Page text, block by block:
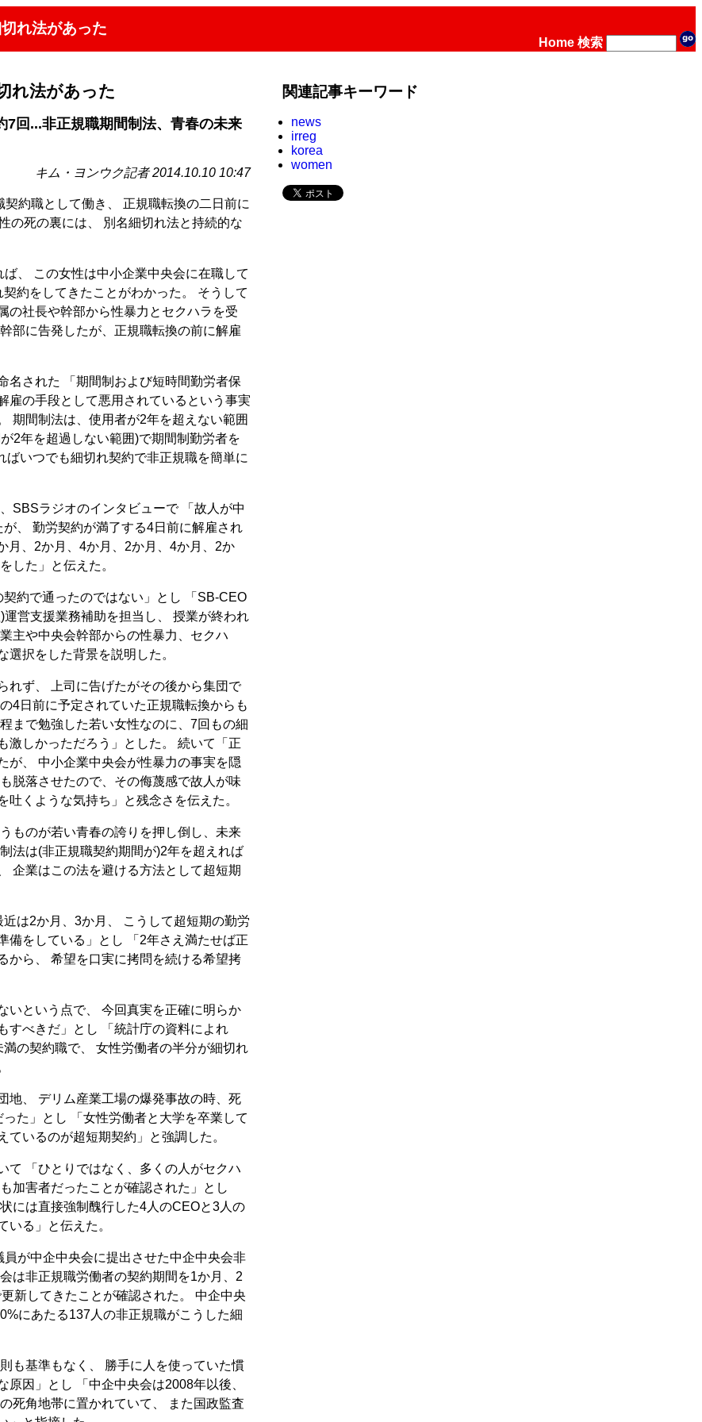
れ法があった
Home 検索
れ法があった
7回...非正規職期間制法、青春の未来
キム・ヨンウク記者 2014.10.10 10:47
約職として働き、 正規職転換の二日前に
の死の裏には、 別名細切れ法と持続的な
、 この女性は中小企業中央会に在職して
約をしてきたことがわかった。 そうして
の社長や幹部から性暴力とセクハラを受
部に告発したが、正規職転換の前に解雇
名された 「期間制および短時間勤労者保
雇の手段として悪用されているという事実
期間制法は、使用者が2年を超えない範囲
2年を超過しない範囲)で期間制勤労者を
いつでも細切れ契約で非正規職を簡単に
SBSラジオのインタビューで 「故人が中
、 勤労契約が満了する4日前に解雇され
月、2か月、4か月、2か月、4か月、2か
した」と伝えた。
約で通ったのではない」とし 「SB-CEO
営支援業務補助を担当し、 授業が終われ
主や中央会幹部からの性暴力、セクハ
選択をした背景を説明した。
れず、 上司に告げたがその後から集団で
4日前に予定されていた正規職転換からも
まで勉強した若い女性なのに、7回もの細
激しかっただろう」とした。 続いて「正
が、 中小企業中央会が性暴力の事実を隠
脱落させたので、その侮蔑感で故人が味
くような気持ち」と残念さを伝えた。
ものが若い青春の誇りを押し倒し、未来
法は(非正規職契約期間が)2年を超えれば
企業はこの法を避ける方法として超短期
は2か月、3か月、 こうして超短期の勤労
備をしている」とし 「2年さえ満たせば正
から、 希望を口実に拷問を続ける希望拷
いという点で、 今回真実を正確に明らか
すべきだ」とし 「統計庁の資料によれ
の契約職で、 女性労働者の半分が細切れ
地、 デリム産業工場の爆発事故の時、死
た」とし 「女性労働者と大学を卒業して
いるのが超短期契約」と強調した。
て 「ひとりではなく、多くの人がセクハ
加害者だったことが確認された」とし
には直接強制醜行した4人のCEOと3人の
いる」と伝えた。
が中企中央会に提出させた中企中央会非
は非正規職労働者の契約期間を1か月、2
新してきたことが確認された。 中企中央
にあたる137人の非正規職がこうした細
も基準もなく、 勝手に人を使っていた慣
因」とし 「中企中央会は2008年以後、
死角地帯に置かれていて、 また国政監査
関連記事キーワード
news
irreg
korea
women